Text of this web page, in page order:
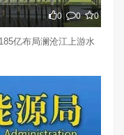
0 0 0
亿布局澜沧江上游水